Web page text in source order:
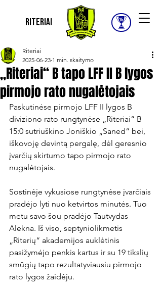
Riteriai
„Riteriai“ B tapo LFF II B lygos
pirmojo rato nugalėtojais
Riteriai
2025-06-23 1 min. skaitymo
Paskutinėse pirmojo LFF II lygos B
diviziono rato rungtynėse „Riteriai“ B
15:0 sutriuškino Joniškio „Saned“ bei,
iškovoję devintą pergalę, dėl geresnio
įvarčių skirtumo tapo pirmojo rato
nugalėtojais.
Sostinėje vykusiose rungtynėse įvarčiais
pradėjo lyti nuo ketvirtos minutės. Tuo
metu savo šou pradėjo Tautvydas
Alekna. Iš viso, septyniolikmetis
„Riterių“ akademijos auklėtinis
pasižymėjo penkis kartus ir su 19 tikslių
smūgių tapo rezultatyviausiu pirmojo
rato lygos žaidėju.